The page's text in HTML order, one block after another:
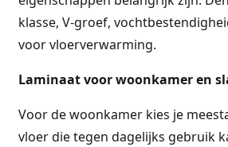
klasse, V-groef,
voor vloerverwarming.
Laminaat voor woonkamer en
Voor de woonkamer kies je
vloer die tegen dagelijks gebruik